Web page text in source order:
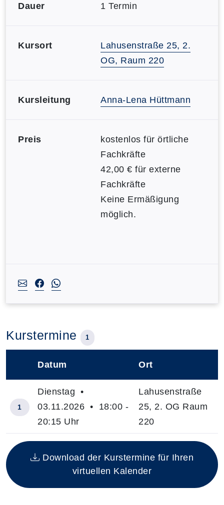
Dauer 1 Termin
Kursort
Lahusenstraße 25, 2.
OG, Raum 220
Kursleitung Anna-Lena Hüttmann
Preis
kostenlos für örtliche
Fachkräfte
42,00 € für externe
Fachkräfte
Keine Ermäßigung
möglich.
Kurstermine 1
Insgesamt gibt es 1 Termine zum diesen Kurs
Datum Ort
1
Dienstag •
03.11.2026 • 18:00 -
20:15 Uhr
Lahusenstraße
25, 2. OG Raum
220
Download der Kurstermine für Ihren
virtuellen Kalender